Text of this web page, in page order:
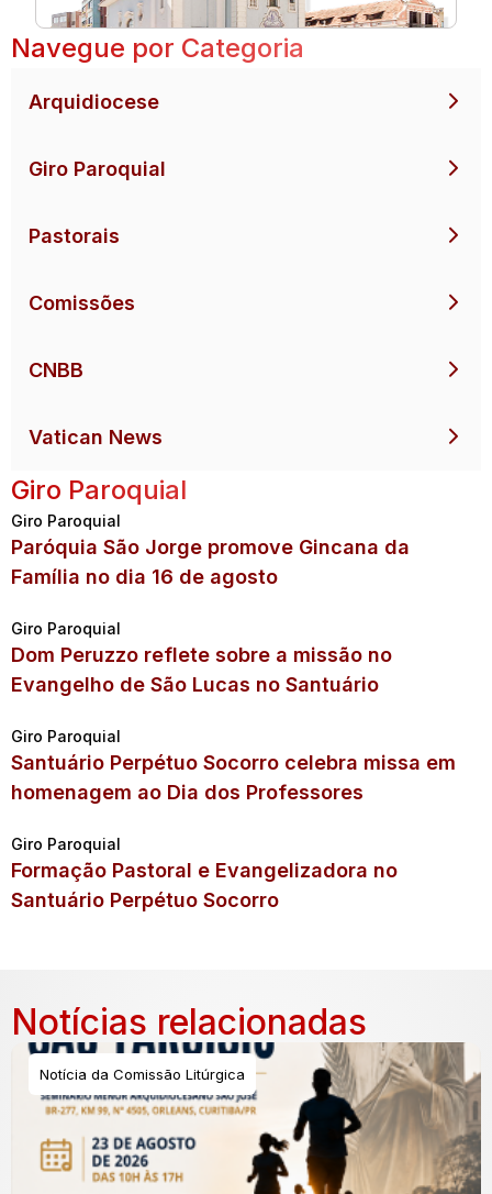
Navegue por Categoria
Arquidiocese
Giro Paroquial
Pastorais
Comissões
CNBB
Vatican News
Giro Paroquial
Giro Paroquial
Paróquia São Jorge promove Gincana da
Família no dia 16 de agosto
Giro Paroquial
Dom Peruzzo reflete sobre a missão no
Evangelho de São Lucas no Santuário
Giro Paroquial
Santuário Perpétuo Socorro celebra missa em
homenagem ao Dia dos Professores
Giro Paroquial
Formação Pastoral e Evangelizadora no
Santuário Perpétuo Socorro
Notícias relacionadas
Notícia da Comissão Litúrgica